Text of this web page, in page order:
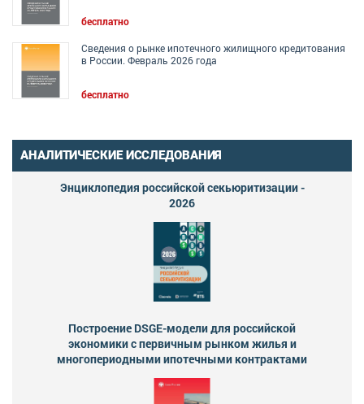
бесплатно
Сведения о рынке ипотечного жилищного кредитования
в России. Февраль 2026 года
бесплатно
АНАЛИТИЧЕСКИЕ ИССЛЕДОВАНИЯ
Энциклопедия российской секьюритизации -
2026
Построение DSGE-модели для российской
экономики с первичным рынком жилья и
многопериодными ипотечными контрактами